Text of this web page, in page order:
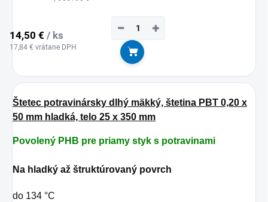
14,50 € / ks
17,84 € vrátane DPH
+
−
Do košíka
Štetec potravinársky dlhý mäkký, štetina PBT 0,20 x
50 mm hladká, telo 25 x 350 mm
Povolený PHB pre priamy styk s potravinami
Na hladký až štruktúrovaný povrch
do 134 °C